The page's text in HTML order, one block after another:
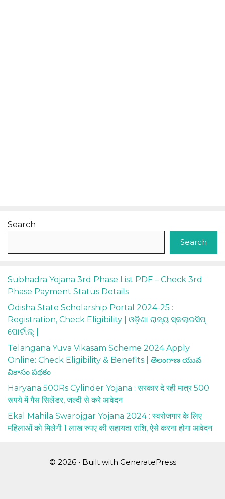
Search
Search
Subhadra Yojana 3rd Phase List PDF – Check 3rd
Phase Payment Status Details
Odisha State Scholarship Portal 2024-25 :
Registration, Check Eligibility | ଓଡ଼ିଶା ରାଜ୍ୟ ସ୍କଲାରସିପ୍
ପୋର୍ଟାଲ୍ |
Telangana Yuva Vikasam Scheme 2024 Apply
Online: Check Eligibility & Benefits | తెలంగాణ యువ
వికాసం పథకం
Haryana 500Rs Cylinder Yojana : सरकार दे रही मात्र 500
रूपये में गैस सिलेंडर, जल्दी से करे आवेदन
Ekal Mahila Swarojgar Yojana 2024 : स्वरोजगार के लिए
महिलाओं को मिलेगी 1 लाख रुपए की सहायता राशि, ऐसे करना होगा आवेदन
© 2026 • Built with GeneratePress